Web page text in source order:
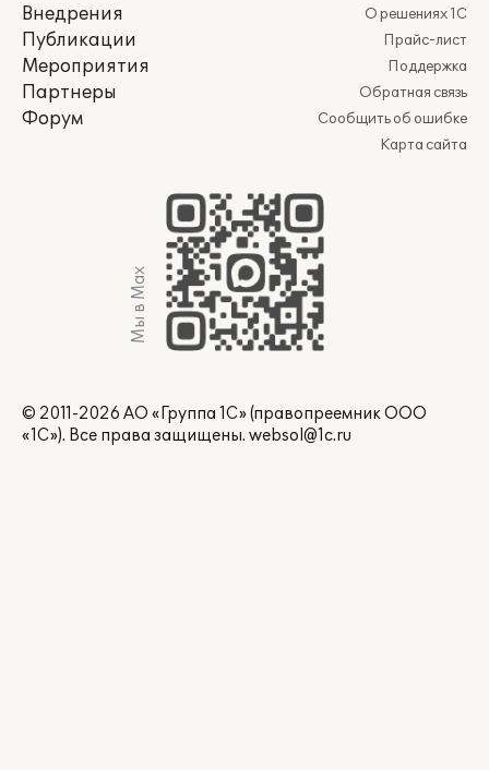
Внедрения
Публикации
Мероприятия
Партнеры
Форум
О решениях 1С
Прайс-лист
Поддержка
Обратная связь
Сообщить об ошибке
Карта сайта
Мы в Max
© 2011-2026 АО «Группа 1С» (правопреемник ООО
«1С»). Все права защищены. websol@1c.ru